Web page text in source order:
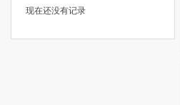
现在还没有记录